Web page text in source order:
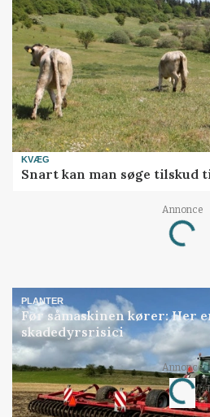
KVÆG
Snart kan man søge
Annonce
Loading...
PLANTER
Før såmaskinen kører: Her
skadedyrsrisici
Annonce